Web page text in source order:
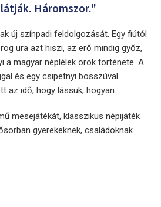
Háromszor."
új színpadi feldolgozását. Egy fiútól
ura azt hiszi, az erő mindig győz,
a magyar néplélek örök története. A
és egy csipetnyi bosszúval
az idő, hogy lássuk, hogyan.
mesejátékát, klasszikus népijáték
gyerekeknek, családoknak